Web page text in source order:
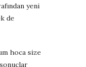
yeni
de
hoca size